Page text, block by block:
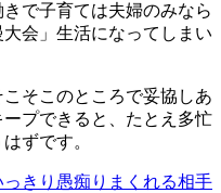
で子育ては夫婦のみなら
会」生活になってしまい
そこのところで妥協しあ
プできると、たとえ多忙
ずです。
きり愚痴りまくれる相手